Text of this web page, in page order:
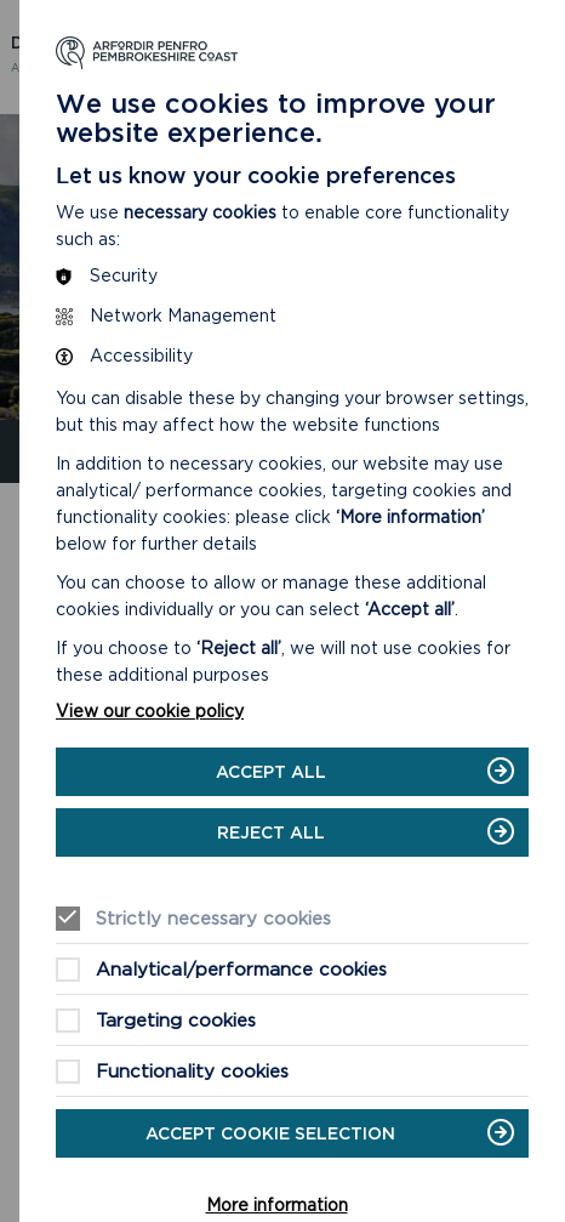
DYSGU
Am Ein Parc Cenedlaethol
GOFALU
We use cookies to improve your
website experience.
Let us know your cookie preferences
We use necessary cookies to enable core functionality
such as:
Security
Network Management
Accessibility
You can disable these by changing your browser settings,
but this may affect how the website functions
In addition to necessary cookies, our website may use
analytical/ performance cookies, targeting cookies and
functionality cookies: please click ‘More information’
below for further details
You can choose to allow or manage these additional
cookies individually or you can select ‘Accept all’
If you choose to ‘Reject all’ , we will not use cookies for
these additional purposes
View our cookie policy
ACCEPT ALL
REJECT ALL
Strictly necessary cookies
Analytical/performance cookies
Targeting cookies
Functionality cookies
ACCEPT COOKIE SELECTION
More information